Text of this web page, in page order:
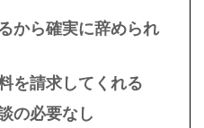
から確実に辞められ
を請求してくれる
の必要なし